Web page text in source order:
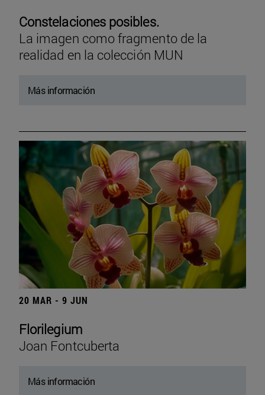
Constelaciones posibles.
La imagen como fragmento de la
realidad en la colección MUN
Más información
20 MAR - 9 JUN
Florilegium
Joan Fontcuberta
Más información